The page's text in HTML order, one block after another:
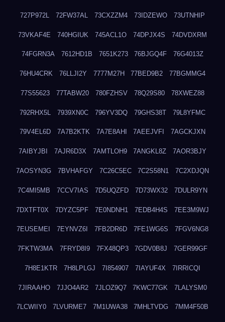
727P972L 72FW37AL 73CXZZM4 73IDZEWO 73UTNHIP
73VKAF4E 740HGIUK 745ACL1O 74DPJX4S 74DVDXRM
74FGRN3A 7612HD1B 7651K273 76BJGQ4F 76G4013Z
76HU4CRK 76LLJI2Y 7777M27H 77BED9B2 77BGMMG4
77S55623 77TABW20 780FZHSV 78Q29S80 78XWEZ88
792RHX5L 7939XN0C 796YV3DQ 79GHS38T 79L8YFMC
79V4EL6D 7A7B2KTK 7A7E8AHI 7AEEJVFI 7AGCKJXN
7AIBYJBI 7AJR6D3X 7AMTLOH9 7ANGKL8Z 7AOR3BJY
7AOSYN3G 7BVHAFGY 7C26C5EC 7C2S58N1 7C2XDJQN
7C4MI5MB 7CCV7IAS 7D5UQZFD 7D73WX32 7DULR9YN
7DXTFT0X 7DYZC5PF 7E0NDNH1 7EDB4H4S 7EE3M9WJ
7EUSEMEI 7EYNVZ6I 7FB2DR6D 7FE1WG6S 7FGV6NG8
7FKTW3MA 7FRYD8I9 7FX48QP3 7GDV0B8J 7GER99GF
7H8E1KTR 7H8LPLGJ 7I854907 7IAYUF4X 7IRRICQI
7JIRAAHO 7JJO4AR2 7JLOZ9Q7 7KWC77GK 7LALYSM0
7LCWIIY0 7LVURME7 7M1UWA38 7MHLTVDG 7MM4F50B